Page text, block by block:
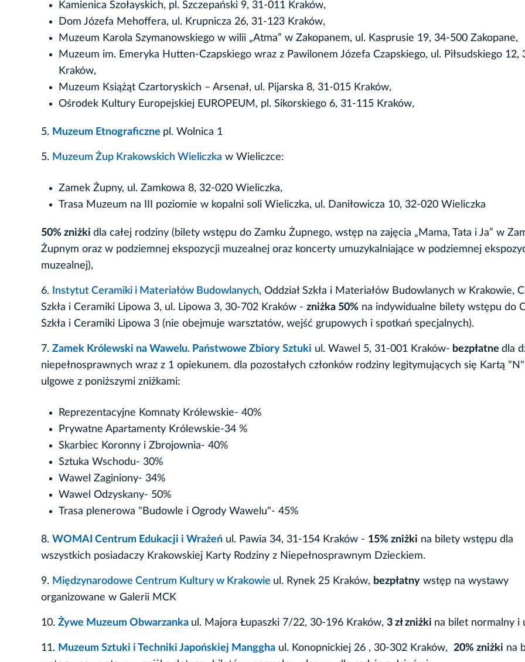
Kamienica Szołayskich, pl. Szczepański 9, 31-011 Kraków,
Dom Józefa Mehoffera, ul. Krupnicza 26, 31-123 Kraków,
Muzeum Karola Szymanowskiego w wilii „Atma” w Zakopanem, ul. Kasprusie 19, 34-500 Zakopane,
Muzeum im. Emeryka Hutten-Czapskiego wraz z Pawilonem Józefa Czapskiego, ul. Piłsudskiego 12,
Kraków,
Muzeum Książąt Czartoryskich – Arsenał, ul. Pijarska 8, 31-015 Kraków,
Ośrodek Kultury Europejskiej EUROPEUM, pl. Sikorskiego 6, 31-115 Kraków,
5. Muzeum Etnograficzne pl. Wolnica 1
5. Muzeum Żup Krakowskich Wieliczka w Wieliczce:
Zamek Żupny, ul. Zamkowa 8, 32-020 Wieliczka,
Trasa Muzeum na III poziomie w kopalni soli Wieliczka, ul. Daniłowicza 10, 32-020 Wieliczka
50% zniżki dla całej rodziny (bilety wstępu do Zamku Żupnego, wstęp na zajęcia „Mama, Tata i Ja” w
Żupnym oraz w podziemnej ekspozycji muzealnej oraz koncerty umuzykalniające w podziemnej
muzealnej),
6. Instytut Ceramiki i Materiałów Budowlanych, Oddział Szkła i Materiałów Budowlanych w Krakowie,
Szkła i Ceramiki Lipowa 3, ul. Lipowa 3, 30-702 Kraków - zniżka 50% na indywidualne bilety wstępu do
Szkła i Ceramiki Lipowa 3 (nie obejmuje warsztatów, wejść grupowych i spotkań specjalnych).
7. Zamek Królewski na Wawelu. Państwowe Zbiory Sztuki ul. Wawel 5, 31-001 Kraków- bezpłatne dla
niepełnosprawnych wraz z 1 opiekunem. dla pozostałych członków rodziny legitymujących się Kartą
ulgowe z poniższymi zniżkami:
Reprezentacyjne Komnaty Królewskie- 40%
Prywatne Apartamenty Królewskie-34 %
Skarbiec Koronny i Zbrojownia- 40%
Sztuka Wschodu- 30%
Wawel Zaginiony- 34%
Wawel Odzyskany- 50%
Trasa plenerowa "Budowle i Ogrody Wawelu"- 45%
8. WOMAI Centrum Edukacji i Wrażeń ul. Pawia 34, 31-154 Kraków - 15% zniżki na bilety wstępu dla
wszystkich posiadaczy Krakowskiej Karty Rodziny z Niepełnosprawnym Dzieckiem.
9. Międzynarodowe Centrum Kultury w Krakowie ul. Rynek 25 Kraków, bezpłatny wstęp na wystawy
organizowane w Galerii MCK
10. Żywe Muzeum Obwarzanka ul. Majora Łupaszki 7/22, 30-196 Kraków, 3 zł zniżki na bilet normalny i
11. Muzeum Sztuki i Techniki Japońskiej Manggha ul. Konopnickiej 26 , 30-302 Kraków, 20% zniżki na